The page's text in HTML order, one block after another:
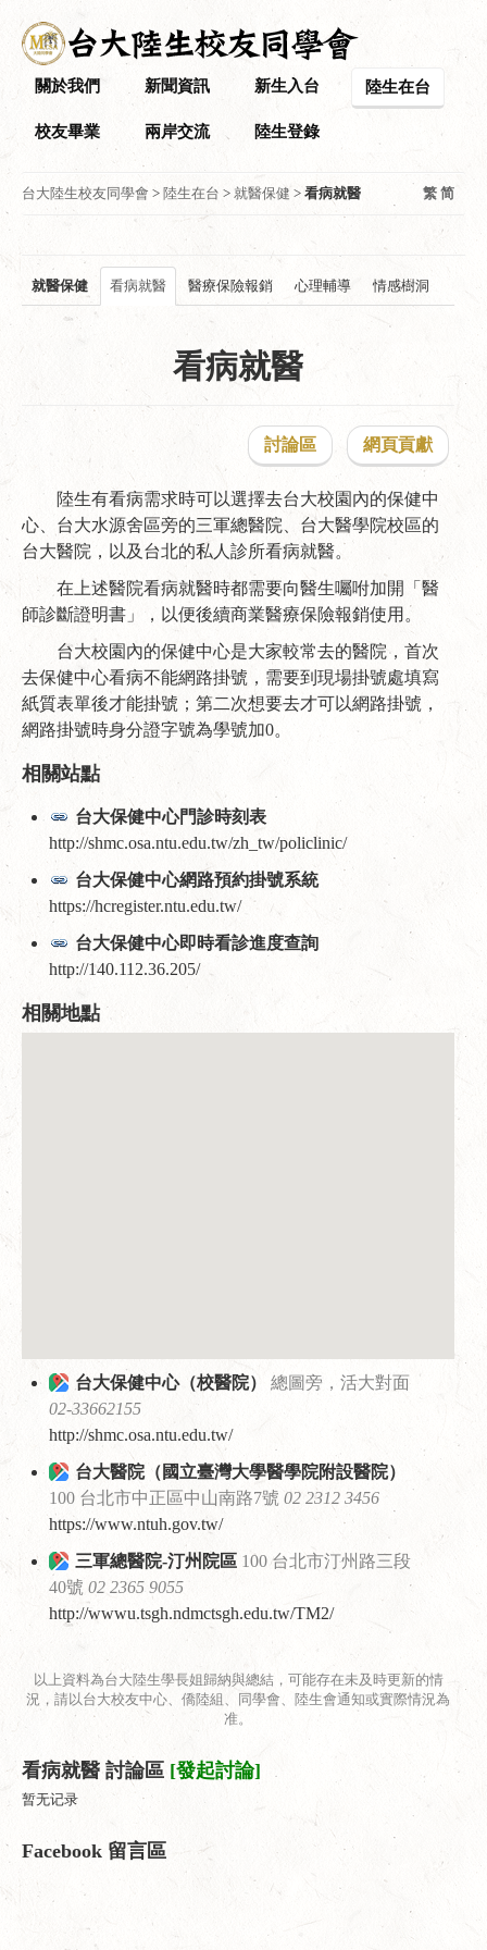
關於我們 新聞資訊 新生入台 陸生在台
校友畢業 兩岸交流 陸生登錄
台大陸生校友同學會 > 陸生在台 > 就醫保健 > 看病就醫 繁 简
就醫保健 看病就醫 醫療保險報銷 心理輔導 情感樹洞
看病就醫
討論區 網頁貢獻
陸生有看病需求時可以選擇去台大校園內的保健中
心、台大水源舍區旁的三軍總醫院、台大醫學院校區的
台大醫院，以及台北的私人診所看病就醫。
在上述醫院看病就醫時都需要向醫生囑咐加開「醫
師診斷證明書」，以便後續商業醫療保險報銷使用。
台大校園內的保健中心是大家較常去的醫院，首次
去保健中心看病不能網路掛號，需要到現場掛號處填寫
紙質表單後才能掛號；第二次想要去才可以網路掛號，
網路掛號時身分證字號為學號加0。
相關站點
台大保健中心門診時刻表
http://shmc.osa.ntu.edu.tw/zh_tw/policlinic/
台大保健中心網路預約掛號系統
https://hcregister.ntu.edu.tw/
台大保健中心即時看診進度查詢
http://140.112.36.205/
相關地點
台大保健中心（校醫院）
總圖旁，活大對面
02-33662155
http://shmc.osa.ntu.edu.tw/
台大醫院（國立臺灣大學醫學院附設醫院）
100 台北市中正區中山南路7號 02 2312 3456
https://www.ntuh.gov.tw/
三軍總醫院-汀州院區 100 台北市汀州路三段
40號 02 2365 9055
http://wwwu.tsgh.ndmctsgh.edu.tw/TM2/
以上資料為台大陸生學長姐歸納與總結，可能存在未及時更新的情
況，請以台大校友中心、僑陸組、同學會、陸生會通知或實際情況為
准。
看病就醫 討論區 [發起討論]
暂无记录
Facebook 留言區